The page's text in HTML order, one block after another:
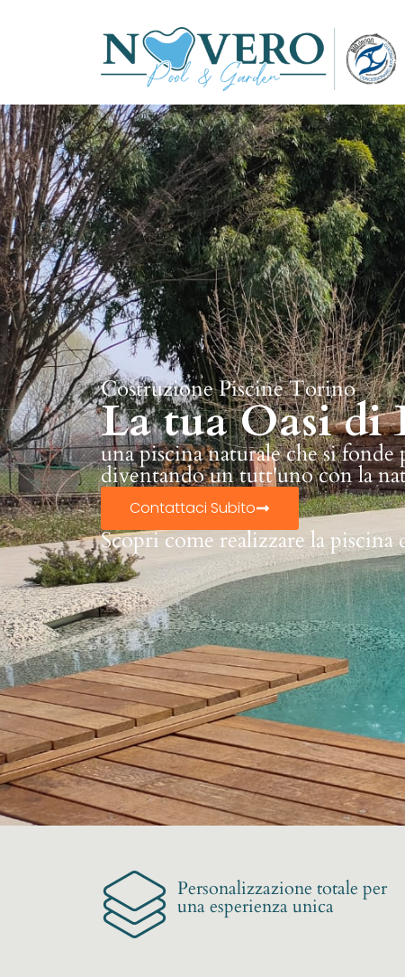
Costruzione Piscine Torino
La tua Oasi di
una piscina naturale che si
diventando un tutt'uno con la
Contattaci Subito
Scopri come realizzare la
Personalizzazione totale per
una esperienza unica